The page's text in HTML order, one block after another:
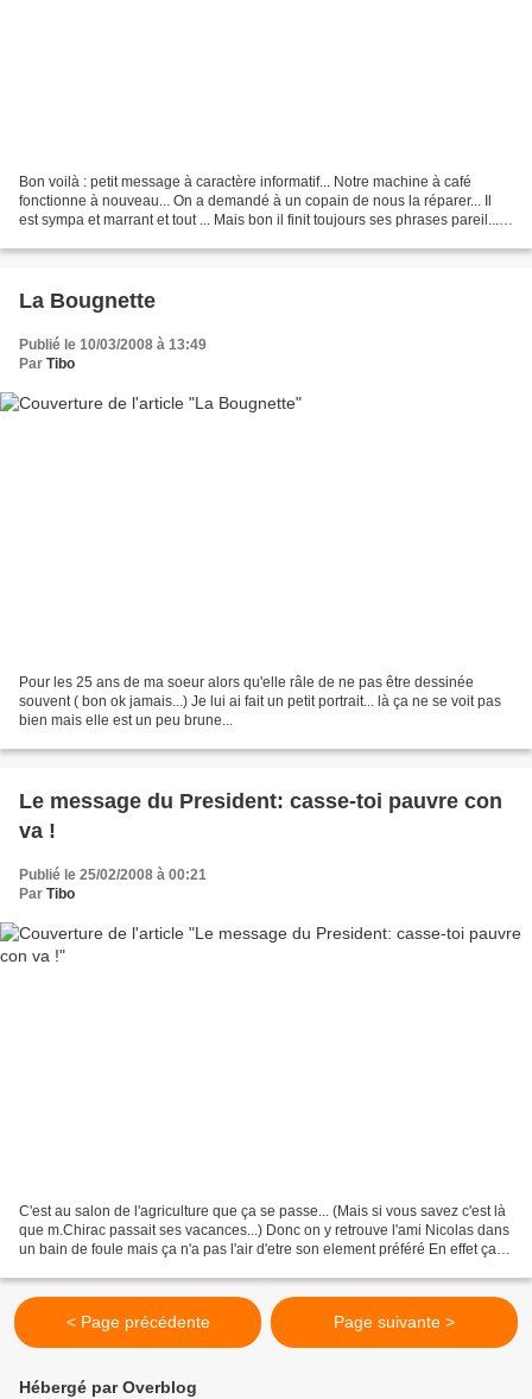
Bon voilà : petit message à caractère informatif... Notre machine à café
fonctionne à nouveau... On a demandé à un copain de nous la réparer... Il
est sympa et marrant et tout ... Mais bon il finit toujours ses phrases pareil...
La Bougnette
Publié le 10/03/2008 à 13:49
Par Tibo
Pour les 25 ans de ma soeur alors qu'elle râle de ne pas être dessinée
souvent ( bon ok jamais...) Je lui ai fait un petit portrait... là ça ne se voit pas
bien mais elle est un peu brune...
Le message du President: casse-toi pauvre con
va !
Publié le 25/02/2008 à 00:21
Par Tibo
C'est au salon de l'agriculture que ça se passe... (Mais si vous savez c'est là
que m.Chirac passait ses vacances...) Donc on y retrouve l'ami Nicolas dans
un bain de foule mais ça n'a pas l'air d'etre son element préféré En effet ça a
< Page précédente Page suivante >
Hébergé par Overblog